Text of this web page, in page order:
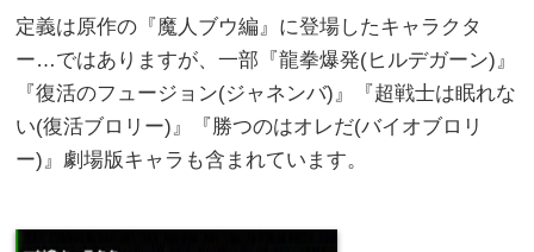
定義は原作の『魔人ブウ編』に登場したキャラクタ
ー…ではありますが、一部『龍拳爆発(ヒルデガーン)』
『復活のフュージョン(ジャネンバ)』『超戦士は眠れな
い(復活ブロリー)』『勝つのはオレだ(バイオブロリ
ー)』劇場版キャラも含まれています。